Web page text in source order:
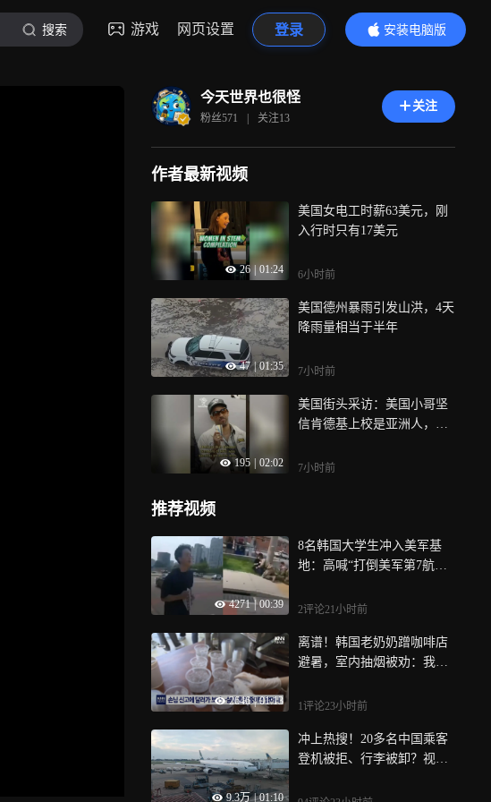
搜索 游戏 网页设置 登录
安装电脑版
内容更精彩
今天世界也很怪
粉丝571 | 关注13
关注
作者最新视频
26 01:24
美国女电工时薪63美元，刚
入行时只有17美元
6小时前
47 | 01:35
美国德州暴雨引发山洪，4天
降雨量相当于半年
7小时前
195 02:02
美国街头采访：美国小哥坚
信肯德基上校是亚洲人，拿
7小时前
推荐视频
4271 | 00:39
8名韩国大学生冲入美军基
地：高喊“打倒美军第7航空
2评论21小时前
2646 | 01:13
离谱！韩国老奶奶蹭咖啡店
避暑，室内抽烟被劝：我在
1评论23小时前
9.3万 | 01:10
冲上热搜！20多名中国乘客
登机被拒、行李被卸？视频